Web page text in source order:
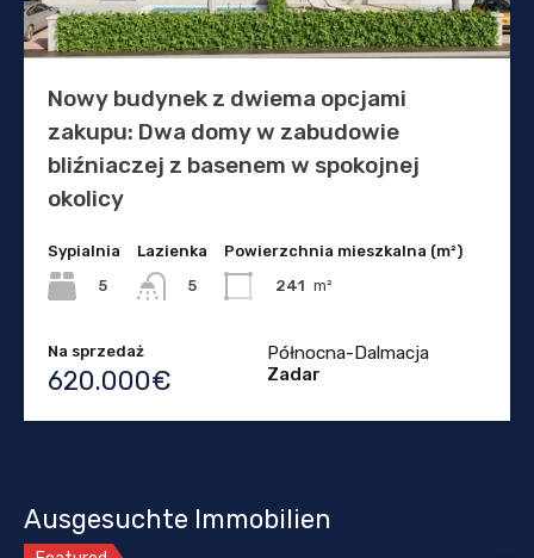
Nowy budynek z dwiema opcjami
zakupu: Dwa domy w zabudowie
bliźniaczej z basenem w spokojnej
okolicy
Sypialnia
5
Lazienka
5
Powierzchnia mieszkalna (m²)
241 m²
Na sprzedaż
620.000€
Północna-Dalmacja
Zadar
Ausgesuchte Immobilien